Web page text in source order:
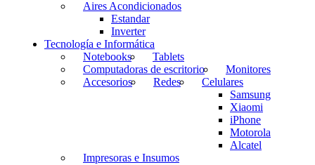
Aires Acondicionados
Estandar
Inverter
Tecnología e Informática
Notebooks
Tablets
Computadoras de escritorio
Monitores
Accesorios
Redes
Celulares
Samsung
Xiaomi
iPhone
Motorola
Alcatel
Impresoras e Insumos